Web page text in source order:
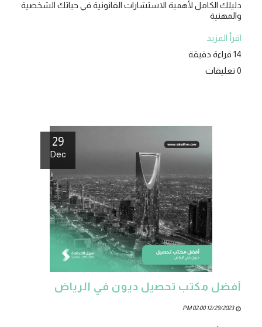
دليلك الكامل لأهمية الاستشارات القانونية في حياتك الشخصية
والمهنية
اقرأ المزيد
14 قراءة دقيقة
0 تعليقات
29
Dec
أفضل مكتب تحصيل ديون في الرياض
12/29/2023 02:00 PM